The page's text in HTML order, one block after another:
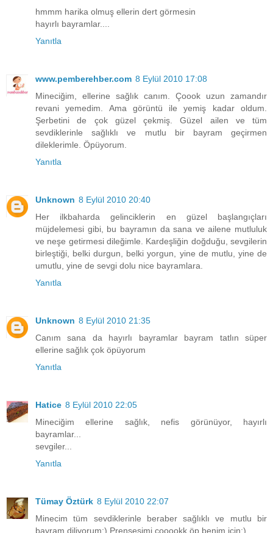
hmmm harika olmuş ellerin dert görmesin
hayırlı bayramlar....
Yanıtla
www.pemberehber.com 8 Eylül 2010 17:08
Mineciğim, ellerine sağlık canım. Çoook uzun zamandır
revani yemedim. Ama görüntü ile yemiş kadar oldum.
Şerbetini de çok güzel çekmiş. Güzel ailen ve tüm
sevdiklerinle sağlıklı ve mutlu bir bayram geçirmen
dileklerimle. Öpüyorum.
Yanıtla
Unknown 8 Eylül 2010 20:40
Her ilkbaharda gelinciklerin en güzel başlangıçları
müjdelemesi gibi, bu bayramın da sana ve ailene mutluluk
ve neşe getirmesi dileğimle. Kardeşliğin doğduğu, sevgilerin
birleştiği, belki durgun, belki yorgun, yine de mutlu, yine de
umutlu, yine de sevgi dolu nice bayramlara.
Yanıtla
Unknown 8 Eylül 2010 21:35
Canım sana da hayırlı bayramlar bayram tatlın süper
ellerine sağlık çok öpüyorum
Yanıtla
Hatice 8 Eylül 2010 22:05
Mineciğim ellerine sağlık, nefis görünüyor, hayırlı
bayramlar...
sevgiler...
Yanıtla
Tümay Öztürk 8 Eylül 2010 22:07
Minecim tüm sevdiklerinle beraber sağlıklı ve mutlu bir
bayram diliyorum:) Prensesimi çooookk öp benim için:)